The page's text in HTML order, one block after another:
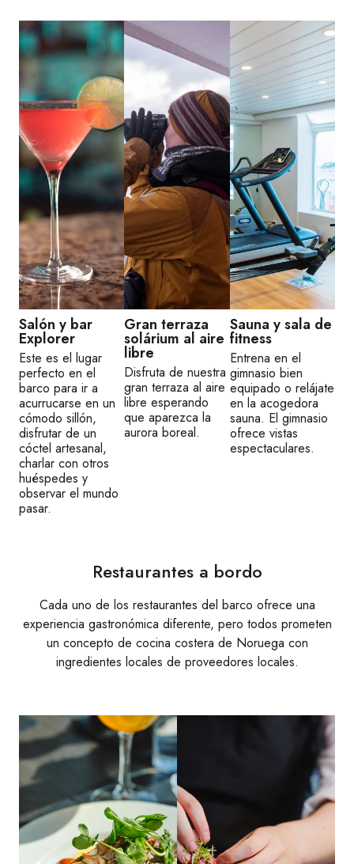
Salón y bar
Explorer
Este es el lugar
perfecto en el
barco para ir a
acurrucarse en un
cómodo sillón,
disfrutar de un
cóctel artesanal,
charlar con otros
huéspedes y
observar el mundo
pasar.
Gran terraza
solárium al aire
libre
Disfruta de nuestra
gran terraza al aire
libre esperando
que aparezca la
aurora boreal.
Sauna y sala de
fitness
Entrena en el
gimnasio bien
equipado o relájate
en la acogedora
sauna. El gimnasio
ofrece vistas
espectaculares.
Restaurantes a bordo
Cada uno de los restaurantes del barco ofrece una
experiencia gastronómica diferente, pero todos prometen
un concepto de cocina costera de Noruega con
ingredientes locales de proveedores locales.